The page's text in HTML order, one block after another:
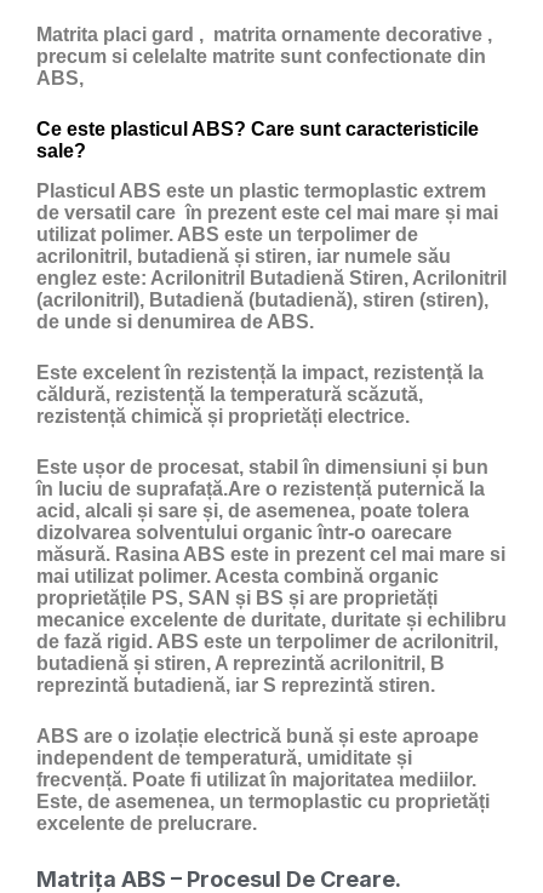
Matrita placi gard , matrita ornamente decorative ,
precum si celelalte matrite sunt confectionate din
ABS,
Ce este plasticul ABS? Care sunt caracteristicile
sale?
Plasticul ABS este un plastic termoplastic extrem
de versatil care în prezent este cel mai mare și mai
utilizat polimer. ABS este un terpolimer de
acrilonitril, butadienă și stiren, iar numele său
englez este: Acrilonitril Butadienă Stiren, Acrilonitril
(acrilonitril), Butadienă (butadienă), stiren (stiren),
de unde si denumirea de ABS.
Este excelent în rezistență la impact, rezistență la
căldură, rezistență la temperatură scăzută,
rezistență chimică și proprietăți electrice.
Este ușor de procesat, stabil în dimensiuni și bun
în luciu de suprafață.Are o rezistență puternică la
acid, alcali și sare și, de asemenea, poate tolera
dizolvarea solventului organic într-o oarecare
măsură. Rasina ABS este in prezent cel mai mare si
mai utilizat polimer. Acesta combină organic
proprietățile PS, SAN și BS și are proprietăți
mecanice excelente de duritate, duritate și echilibru
de fază rigid. ABS este un terpolimer de acrilonitril,
butadienă și stiren, A reprezintă acrilonitril, B
reprezintă butadienă, iar S reprezintă stiren.
ABS are o izolație electrică bună și este aproape
independent de temperatură, umiditate și
frecvență. Poate fi utilizat în majoritatea mediilor.
Este, de asemenea, un termoplastic cu proprietăți
excelente de prelucrare.
Matrița ABS – Procesul De Creare.